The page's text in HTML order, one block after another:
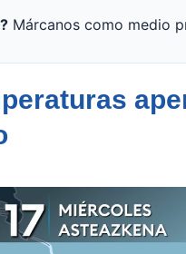
Márcanos como medio